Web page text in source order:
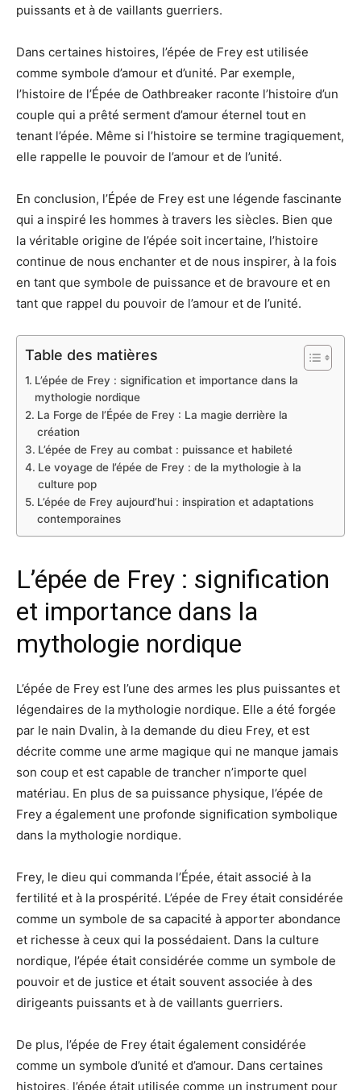
puissants et à de vaillants guerriers.
Dans certaines histoires, l’épée de Frey est utilisée
comme symbole d’amour et d’unité. Par exemple,
l’histoire de l’Épée de Oathbreaker raconte l’histoire d’un
couple qui a prêté serment d’amour éternel tout en
tenant l’épée. Même si l’histoire se termine tragiquement,
elle rappelle le pouvoir de l’amour et de l’unité.
En conclusion, l’Épée de Frey est une légende fascinante
qui a inspiré les hommes à travers les siècles. Bien que
la véritable origine de l’épée soit incertaine, l’histoire
continue de nous enchanter et de nous inspirer, à la fois
en tant que symbole de puissance et de bravoure et en
tant que rappel du pouvoir de l’amour et de l’unité.
Table des matières
L’épée de Frey : signification et importance dans la
mythologie nordique
La Forge de l’Épée de Frey : La magie derrière la
création
L’épée de Frey au combat : puissance et habileté
Le voyage de l’épée de Frey : de la mythologie à la
culture pop
L’épée de Frey aujourd’hui : inspiration et adaptations
contemporaines
L’épée de Frey : signification
et importance dans la
mythologie nordique
L’épée de Frey est l’une des armes les plus puissantes et
légendaires de la mythologie nordique. Elle a été forgée
par le nain Dvalin, à la demande du dieu Frey, et est
décrite comme une arme magique qui ne manque jamais
son coup et est capable de trancher n’importe quel
matériau. En plus de sa puissance physique, l’épée de
Frey a également une profonde signification symbolique
dans la mythologie nordique.
Frey, le dieu qui commanda l’Épée, était associé à la
fertilité et à la prospérité. L’épée de Frey était considérée
comme un symbole de sa capacité à apporter abondance
et richesse à ceux qui la possédaient. Dans la culture
nordique, l’épée était considérée comme un symbole de
pouvoir et de justice et était souvent associée à des
dirigeants puissants et à de vaillants guerriers.
De plus, l’épée de Frey était également considérée
comme un symbole d’unité et d’amour. Dans certaines
histoires, l’épée était utilisée comme un instrument pour